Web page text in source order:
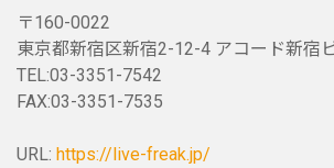
〒160-0022
東京都新宿区新宿2-12-4 アコード新宿
TEL:03-3351-7542
FAX:03-3351-7535
URL: https://live-freak.jp/